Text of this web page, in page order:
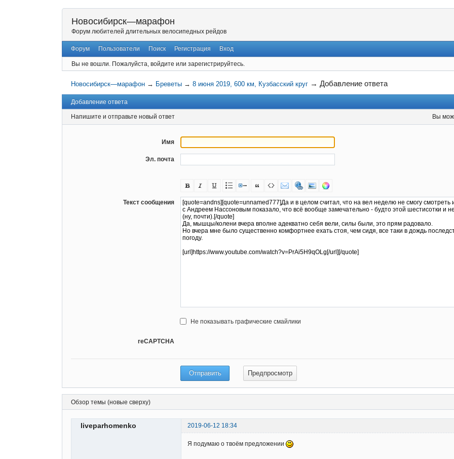
Новосибирск—марафон
Форум любителей длительных велосипедных рейдов
Форум Пользователи Поиск Регистрация Вход
Вы не вошли. Пожалуйста, войдите или зарегистрируйтесь.
Новосибирск—марафон → Бреветы →8 июня 2019, 600 км, Кузбасский круг →Добавление ответа
Добавление ответа
Напишите и отправьте новый ответ Вы
Имя
Эл. почта
Текст сообщения
Не показывать графические смайлики
reCAPTCHA
Обзор темы (новые сверху)
liveparhomenko 2019-06-12 18:34
Я подумаю о твоём предложении